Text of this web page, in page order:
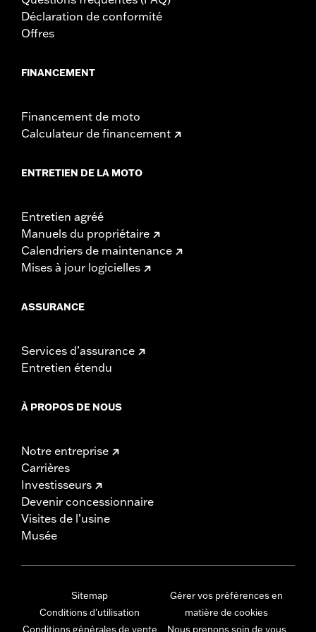
Déclaration de conformité
Offres
FINANCEMENT
Financement de moto
Calculateur de financement
ENTRETIEN DE LA MOTO
Entretien agréé
Manuels du propriétaire
Calendriers de maintenance
Mises à jour logicielles
ASSURANCE
Services d’assurance
Entretien étendu
À PROPOS DE NOUS
Notre entreprise
Carrières
Investisseurs
Devenir concessionnaire
Visites de l’usine
Musée
Sitemap
Conditions d'utilisation
Conditions générales de vente
Gérer vos préférences en
matière de cookies
Nous prenons soin de vous